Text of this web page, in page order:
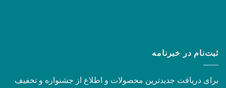
ثبت‌نام در خبرنامه
برای دریافت جدیدترین محصولات و اطلاع از جشنواره و تخفیف